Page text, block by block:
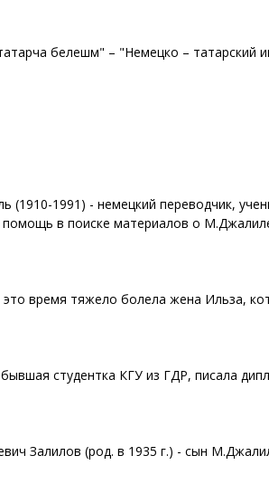
белешмә" – "Немецко –
(1910-1991) - немецкий переводчик,
в поиске материалов о
время тяжело болела жена Ильза,
студентка КГУ из ГДР, писала
Залилов (род. в 1935 г.) - сын